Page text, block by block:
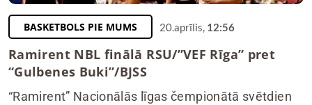
BASKETBOLS PIE MUMS 20.aprīlis, 12:56
Ramirent NBL finālā RSU/”VEF Rīga” pret
“Gulbenes Buki”/BJSS
“Ramirent” Nacionālās līgas čempionātā svētdien